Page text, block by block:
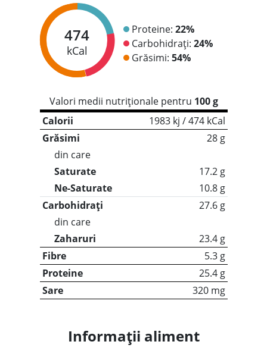
474
kCal
Proteine: 22%
Carbohidrați: 24%
Grăsimi: 54%
Valori medii nutriționale pentru 100 g
Calorii
1983 kj / 474 kCal
Grăsimi
28 g
din care
Saturate
17.2 g
Ne-Saturate
10.8 g
Carbohidrați
27.6 g
din care
Zaharuri
23.4 g
Fibre
5.3 g
Proteine
25.4 g
Sare
320 mg
Informații aliment